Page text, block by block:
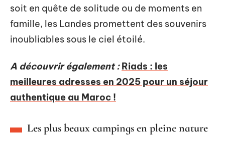
soit en quête de solitude ou de moments en
famille, les Landes promettent des souvenirs
inoubliables sous le ciel étoilé.
A découvrir également : Riads : les
meilleures adresses en 2025 pour un séjour
authentique au Maroc !
Les plus beaux campings en pleine nature